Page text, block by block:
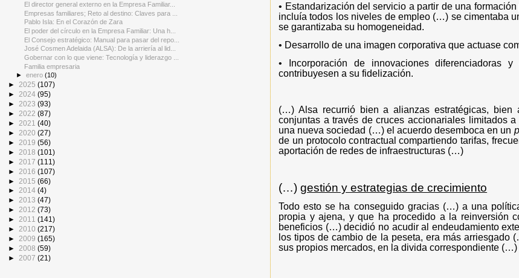
• Estandarización del servicio a partir de una
incluía todos los niveles de empleo (…) se cimentaba
se garantizaba su homogeneidad.
• Desarrollo de una imagen corporativa que actuase
• Incorporación de innovaciones
contribuyesen a su fidelización.
(…) Alsa recurrió bien a alianzas estratégicas, bien
conjuntas a través de cruces accionariales limitados
una nueva sociedad (…) el acuerdo desemboca en un
de un protocolo contractual compartiendo tarifas,
aportación de redes de infraestructuras (…)
(…)gestión y estrategias de crecimiento
Todo esto se ha conseguido gracias (…) a una
propia y ajena, y que ha procedido a la reinversión
beneficios (…) decidió no acudir al endeudamiento
los tipos de cambio de la peseta, era más
sus propios mercados, en la divida correspondiente (…)
El director general externo en la Empresa Familiar...
Empresas familiares; Reto al destino: Claves para ...
Pablo Isla: En el Corazón de Zara
El poder del círculo en la Empresa Familiar: Una h...
El Consejo estratégico: Manual para pasar del repo...
José Cosmen Adelaida (ALSA): De la arriería al lid...
Gobernar con lo que viene: Tecnología y liderazgo ...
Familia empresaria
►enero(10)
► 2025 (107)
► 2024 (95)
► 2023 (93)
► 2022 (87)
► 2021 (40)
► 2020 (27)
► 2019 (56)
► 2018 (101)
► 2017 (111)
► 2016 (107)
► 2015 (66)
► 2014 (4)
► 2013 (47)
► 2012 (73)
► 2011 (141)
► 2010 (217)
► 2009 (165)
► 2008 (59)
► 2007 (21)